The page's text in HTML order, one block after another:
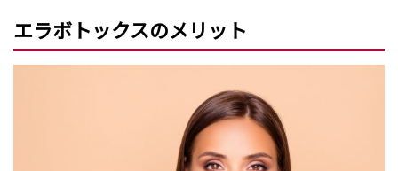
エラボトックスのメリット